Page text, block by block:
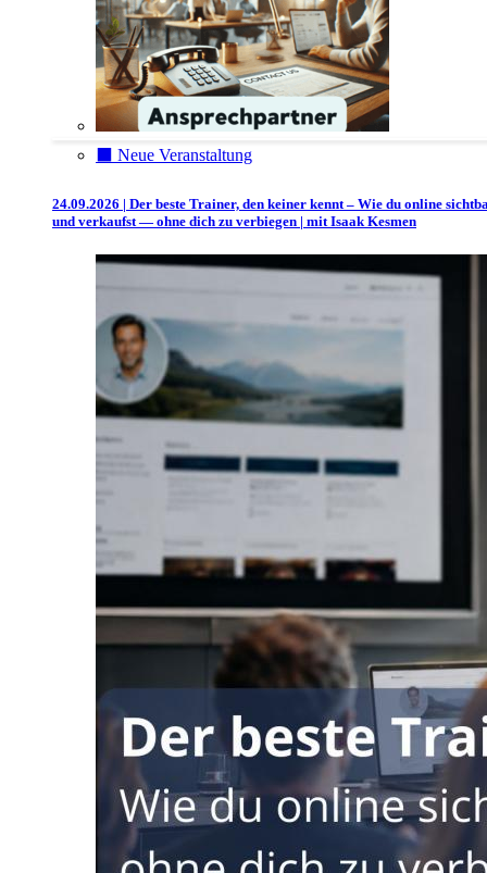
⬛️ Neue Veranstaltung
24.09.2026 | Der beste Trainer, den keiner kennt – Wie du online
und verkaufst — ohne dich zu verbiegen | mit Isaak Kesmen